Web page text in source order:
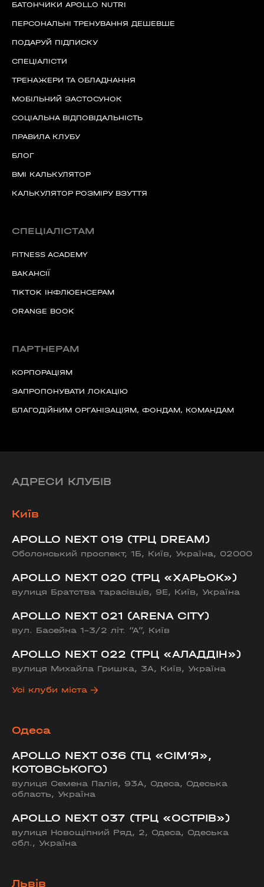
БАТОНЧИКИ APOLLO NUTRI
ПЕРСОНАЛЬНІ ТРЕНУВАННЯ ДЕШЕВШЕ
ПОДАРУЙ ПІДПИСКУ
СПЕЦІАЛІСТИ
ТРЕНАЖЕРИ ТА ОБЛАДНАННЯ
МОБІЛЬНИЙ ЗАСТОСУНОК
СОЦІАЛЬНА ВІДПОВІДАЛЬНІСТЬ
ПРАВИЛА КЛУБУ
БЛОГ
BMI КАЛЬКУЛЯТОР
КАЛЬКУЛЯТОР РОЗМІРУ ВЗУТТЯ
СПЕЦІАЛІСТАМ
FITNESS ACADEMY
ВАКАНСІЇ
TIKTOK ІНФЛЮЕНСЕРАМ
ORANGE BOOK
ПАРТНЕРАМ
КОРПОРАЦІЯМ
ЗАПРОПОНУВАТИ ЛОКАЦІЮ
БЛАГОДІЙНИМ ОРГАНІЗАЦІЯМ, ФОНДАМ, КОМАНДАМ
АДРЕСИ КЛУБІВ
Київ
APOLLO NEXT 019 (ТРЦ DREAM)
Оболонський проспект, 1Б, Київ, Україна, 02000
APOLLO NEXT 020 (ТРЦ «ХАРЬОК»)
вулиця Братства тарасівців, 9Е, Київ, Україна
APOLLO NEXT 021 (ARENA CITY)
вул. Басейна 1-3/2 літ. “А”, Київ
APOLLO NEXT 022 (ТРЦ «АЛАДДІН»)
вулиця Михайла Гришка, 3А, Київ, Україна
Усі клуби міста
Одеса
APOLLO NEXT 036 (ТЦ «СІМ’Я»,
КОТОВСЬКОГО)
вулиця Семена Палія, 93А, Одеса, Одеська
область, Україна
APOLLO NEXT 037 (ТРЦ «ОСТРІВ»)
вулиця Новощіпний Ряд, 2, Одеса, Одеська
обл., Україна
Львів